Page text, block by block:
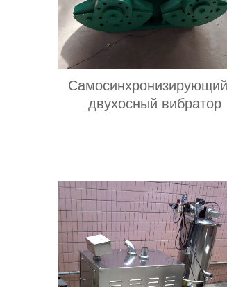
двухосный вибратор